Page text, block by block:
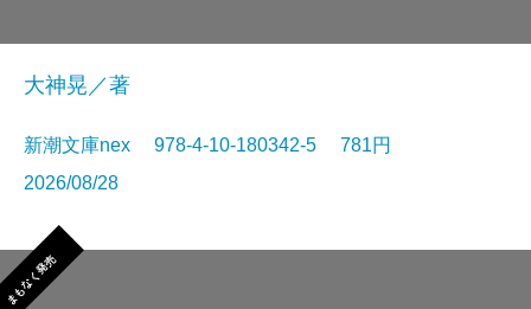
大神晃／著
新潮文庫nex 978-4-10-180342-5 781円
2026/08/28
まもなく発売